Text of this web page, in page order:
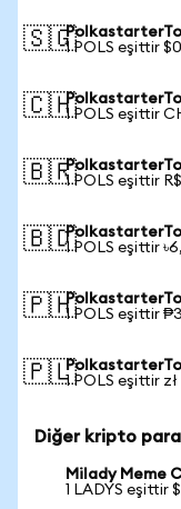
🇸🇬1 POLS eşittir
🇨🇭1 POLS eşittir
🇧🇷1 POLS eşittir
🇧🇩1 POLS eşittir
🇵🇭1 POLS eşittir
🇵🇱1 POLS eşittir zł
Diğer kripto
Milady Meme
1 LADYS eşittir